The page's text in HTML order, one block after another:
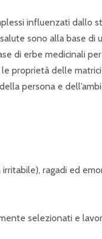
influenzati dallo
sono alla base di
di erbe medicinali
proprietà delle
persona e
ragadi ed
selezionati e